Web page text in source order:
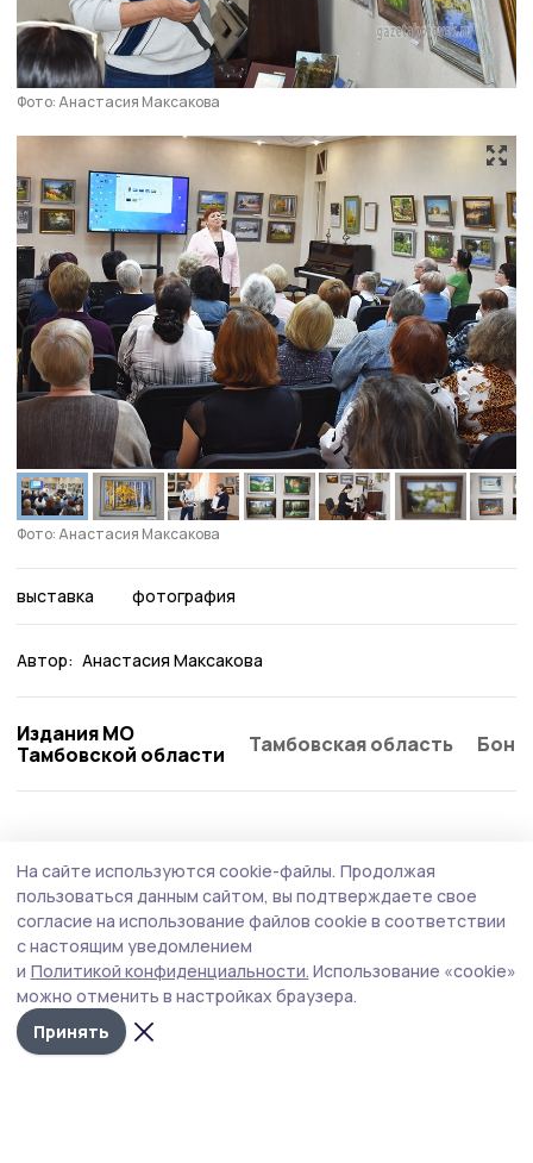
Фото: Анастасия Максакова
Фото: Анастасия Максакова
выставка фотография
Автор: Анастасия Максакова
Издания МО
Тамбовской области
Тамбовская область
На сайте используются cookie-файлы. Продолжая
пользоваться данным сайтом, вы подтверждаете свое
согласие на использование файлов cookie в соответствии
с настоящим уведомлением
и Политикой конфиденциальности. Использование «cookie»
можно отменить в настройках браузера.
Принять